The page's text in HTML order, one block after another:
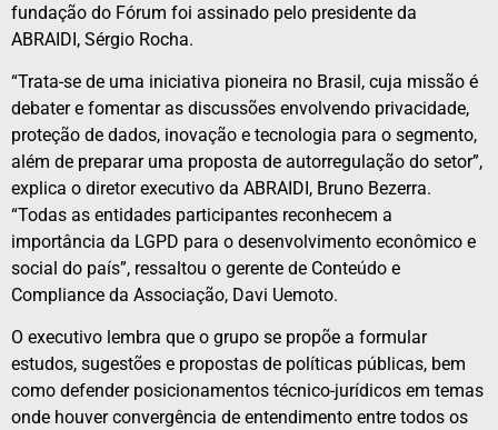
fundação do Fórum foi assinado pelo presidente da
ABRAIDI, Sérgio Rocha.
“Trata-se de uma iniciativa pioneira no Brasil, cuja missão é
debater e fomentar as discussões envolvendo privacidade,
proteção de dados, inovação e tecnologia para o segmento,
além de preparar uma proposta de autorregulação do setor”,
explica o diretor executivo da ABRAIDI, Bruno Bezerra.
“Todas as entidades participantes reconhecem a
importância da LGPD para o desenvolvimento econômico e
social do país”, ressaltou o gerente de Conteúdo e
Compliance da Associação, Davi Uemoto.
O executivo lembra que o grupo se propõe a formular
estudos, sugestões e propostas de políticas públicas, bem
como defender posicionamentos técnico-jurídicos em temas
onde houver convergência de entendimento entre todos os